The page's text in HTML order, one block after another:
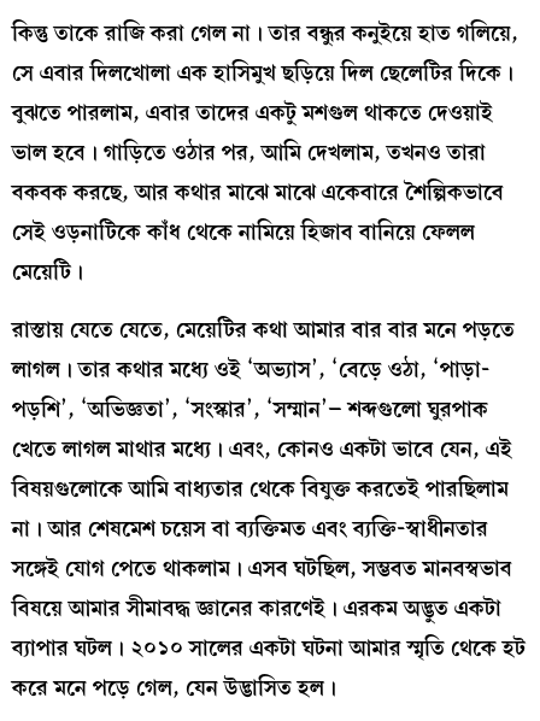
কিন্তু তাকে রাজি করা গেল না। তার বন্ধুর কনুইয়ে হাত গলিয়ে,
সে এবার দিলখোলা এক হাসিমুখ ছড়িয়ে দিল ছেলেটির দিকে।
বুঝতে পারলাম, এবার তাদের একটু মশগুল থাকতে দেওয়াই
ভাল হবে। গাড়িতে ওঠার পর, আমি দেখলাম, তখনও তারা
বকবক করছে, আর কথার মাঝে মাঝে একেবারে শৈল্পিকভাবে
সেই ওড়নাটিকে কাঁধ থেকে নামিয়ে হিজাব বানিয়ে ফেলল
মেয়েটি।
রাস্তায় যেতে যেতে, মেয়েটির কথা আমার বার বার মনে পড়তে
লাগল। তার কথার মধ‌্যে ওই ‘অভ্যাস’, ‘বেড়ে ওঠা, ‘পাড়া-
পড়শি’, ‘অভিজ্ঞতা’, ‘সংস্কার’, ‘সম্মান’– শব্দগুলো ঘুরপাক
খেতে লাগল মাথার মধ্যে। এবং, কোনও একটা ভাবে যেন, এই
বিষয়গুলোকে আমি বাধ‌্যতার থেকে বিযুক্ত করতেই পারছিলাম
না। আর শেষমেশ চয়েস বা ব্যক্তিমত এবং ব্যক্তি-স্বাধীনতার
সঙ্গেই যোগ পেতে থাকলাম। এসব ঘটছিল, সম্ভবত মানবস্বভাব
বিষয়ে আমার সীমাবদ্ধ জ্ঞানের কারণেই। এরকম অদ্ভুত একটা
ব্যাপার ঘটল। ২০১০ সালের একটা ঘটনা আমার স্মৃতি থেকে হট
করে মনে পড়ে গেল, যেন উদ্ভাসিত হল।